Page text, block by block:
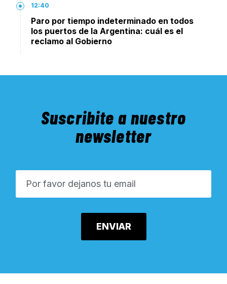
12:40
Paro por tiempo indeterminado en todos
los puertos de la Argentina: cuál es el
reclamo al Gobierno
Suscribite a nuestro
newsletter